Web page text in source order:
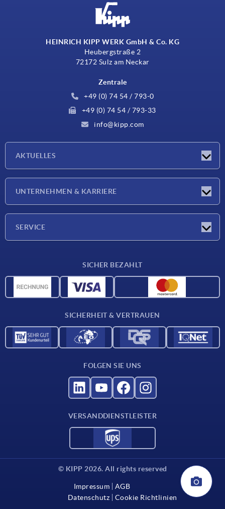
HEINRICH KIPP WERK GmbH & Co. KG
Heubergstraße 2
72172 Sulz am Neckar
Zentrale
+49 (0) 74 54 / 793-0
+49 (0) 74 54 / 793-33
info@kipp.com
AKTUELLES
Presseberichte
UNTERNEHMEN & KARRIERE
SERVICE
Werkstoffübersicht
SICHER BEZAHLT
SICHERHEIT & VERTRAUEN
FOLGEN SIE UNS
VERSANDDIENSTLEISTER
© KIPP 2026. All rights reserved
Impressum
AGB
Datenschutz
Cookie Richtlinien